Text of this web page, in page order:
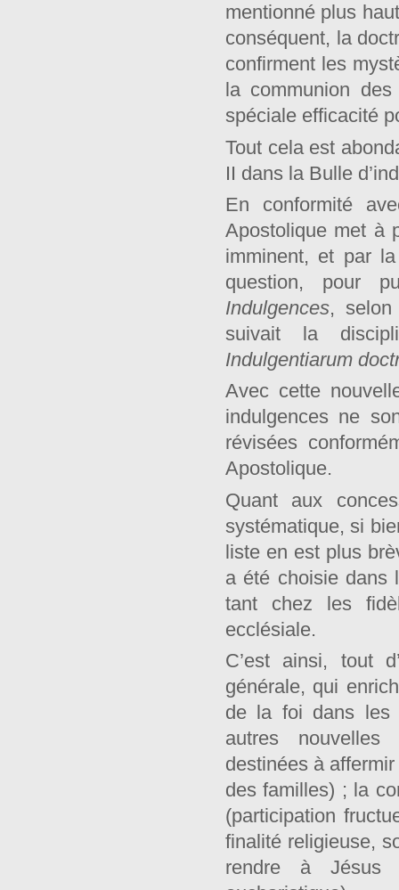
mentionné plus
conséquent, la
confirment les
la communion
spéciale efficacité
Tout cela est
II dans la Bulle
En conformité
Apostolique met à
imminent, et par
question, pour
Indulgences, selon
suivait la
Indulgentiarum
Avec cette
indulgences ne
révisées
Apostolique.
Quant aux
systématique, si
liste en est plus
a été choisie dans
tant chez les
ecclésiale.
C’est ainsi, tout
générale, qui
de la foi dans les
autres nouvelles
destinées à
des familles) ; la
(participation
finalité religieuse,
rendre à Jésus